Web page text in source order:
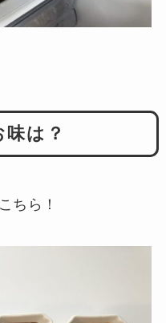
は？
ちら！